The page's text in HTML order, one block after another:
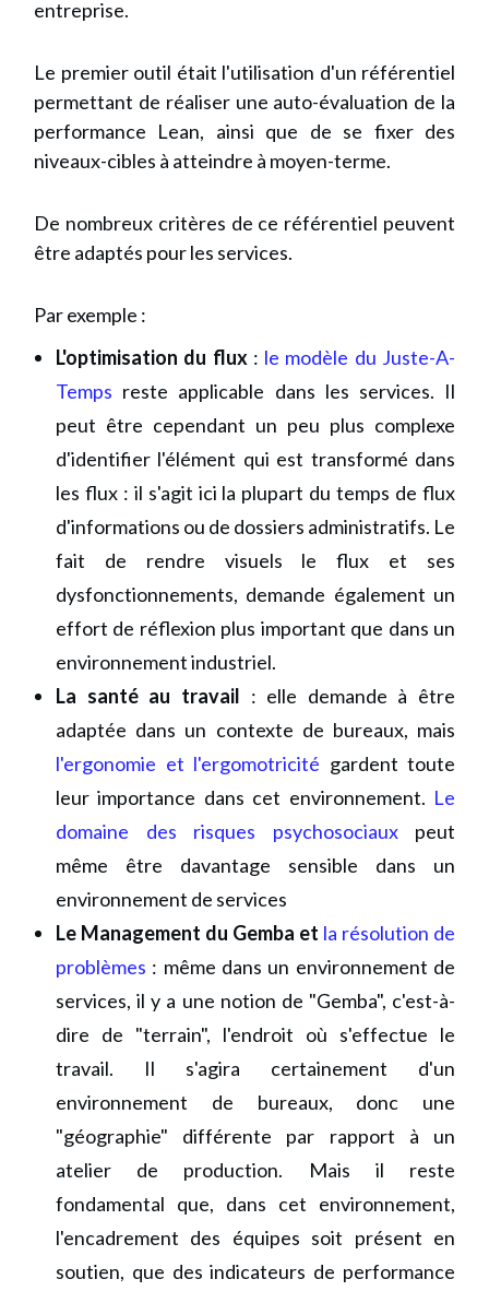
entreprise.
Le premier outil était l'utilisation d'un référentiel
permettant de réaliser une auto-évaluation de la
performance Lean, ainsi que de se fixer des
niveaux-cibles à atteindre à moyen-terme.
De nombreux critères de ce référentiel peuvent
être adaptés pour les services.
Par exemple :
L'optimisation du flux: le modèle du Juste-A-
Temps reste applicable dans les services. Il
peut être cependant un peu plus complexe
d'identifier l'élément qui est transformé dans
les flux : il s'agit ici la plupart du temps de flux
d'informations ou de dossiers administratifs. Le
fait de rendre visuels le flux et ses
dysfonctionnements, demande également un
effort de réflexion plus important que dans un
environnement industriel.
La santé au travail : elle demande à être
adaptée dans un contexte de bureaux, mais
l'ergonomie et l'ergomotricité gardent toute
leur importance dans cet environnement. Le
domaine des risques psychosociauxpeut
même être davantage sensible dans un
environnement de services
Le Management du Gemba et la résolution de
problèmes : même dans un environnement de
services, il y a une notion de "Gemba", c'est-à-
dire de "terrain", l'endroit où s'effectue le
travail. Il s'agira certainement d'un
environnement de bureaux, donc une
"géographie" différente par rapport à un
atelier de production. Mais il reste
fondamental que, dans cet environnement,
l'encadrement des équipes soit présent en
soutien, que des indicateurs de performance